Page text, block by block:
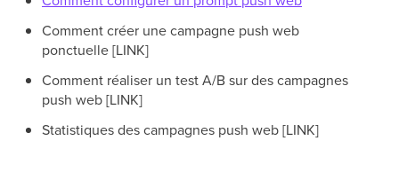
Comment créer une campagne push web
ponctuelle [LINK]
Comment réaliser un test A/B sur des campagnes
push web [LINK]
Statistiques des campagnes push web [LINK]